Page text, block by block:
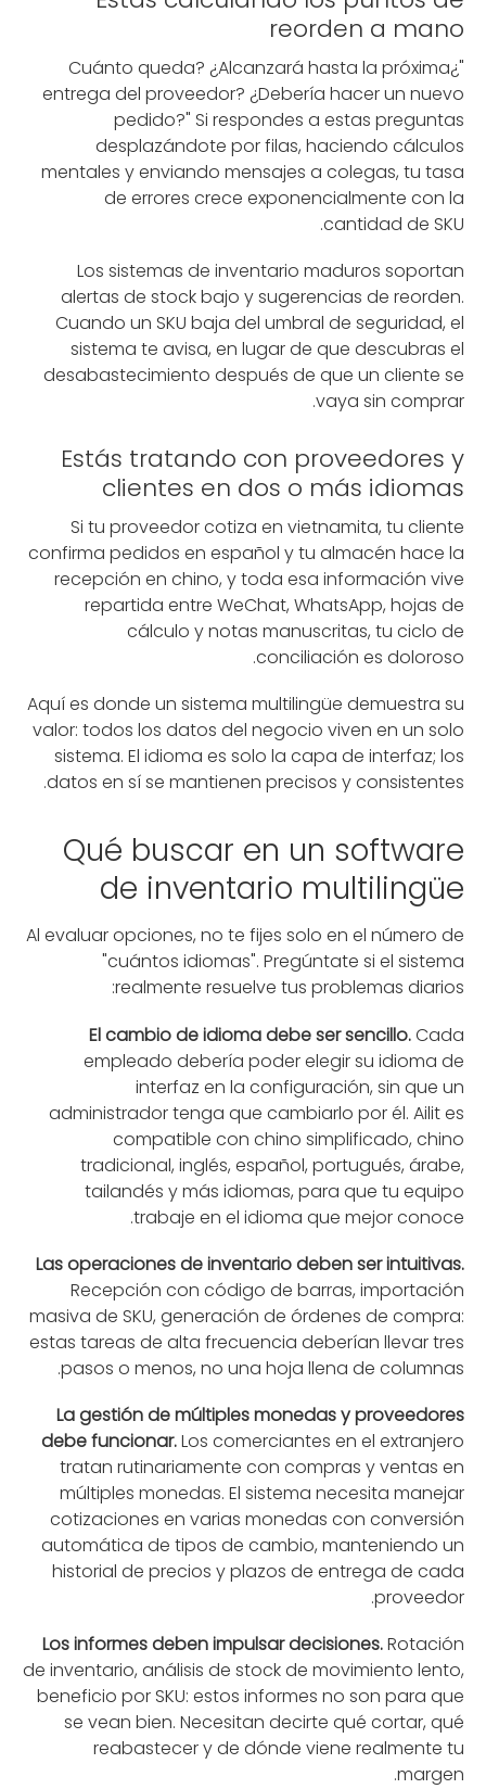
reorden a mano
"¿Cuánto queda? ¿Alcanzará hasta la próxima
entrega del proveedor? ¿Debería hacer un nuevo
pedido?" Si respondes a estas preguntas
desplazándote por filas, haciendo cálculos
mentales y enviando mensajes a colegas, tu tasa
de errores crece exponencialmente con la
cantidad de SKU.
Los sistemas de inventario maduros soportan
alertas de stock bajo y sugerencias de reorden.
Cuando un SKU baja del umbral de seguridad, el
sistema te avisa, en lugar de que descubras el
desabastecimiento después de que un cliente se
vaya sin comprar.
Estás tratando con proveedores y
clientes en dos o más idiomas
Si tu proveedor cotiza en vietnamita, tu cliente
confirma pedidos en español y tu almacén hace la
recepción en chino, y toda esa información vive
repartida entre WeChat, WhatsApp, hojas de
cálculo y notas manuscritas, tu ciclo de
conciliación es doloroso.
Aquí es donde un sistema multilingüe demuestra su
valor: todos los datos del negocio viven en un solo
sistema. El idioma es solo la capa de interfaz; los
datos en sí se mantienen precisos y consistentes.
Qué buscar en un software
de inventario multilingüe
Al evaluar opciones, no te fijes solo en el número de
"cuántos idiomas". Pregúntate si el sistema
realmente resuelve tus problemas diarios:
El cambio de idioma debe ser sencillo.Cada
empleado debería poder elegir su idioma de
interfaz en la configuración, sin que un
administrador tenga que cambiarlo por él. Ailit es
compatible con chino simplificado, chino
tradicional, inglés, español, portugués, árabe,
tailandés y más idiomas, para que tu equipo
trabaje en el idioma que mejor conoce.
Las operaciones de inventario deben ser intuitivas.
Recepción con código de barras, importación
masiva de SKU, generación de órdenes de compra:
estas tareas de alta frecuencia deberían llevar tres
pasos o menos, no una hoja llena de columnas.
La gestión de múltiples monedas y proveedores
debe funcionar.Los comerciantes en el extranjero
tratan rutinariamente con compras y ventas en
múltiples monedas. El sistema necesita manejar
cotizaciones en varias monedas con conversión
automática de tipos de cambio, manteniendo un
historial de precios y plazos de entrega de cada
proveedor.
Los informes deben impulsar decisiones.Rotación
de inventario, análisis de stock de movimiento lento,
beneficio por SKU: estos informes no son para que
se vean bien. Necesitan decirte qué cortar, qué
reabastecer y de dónde viene realmente tu
margen.